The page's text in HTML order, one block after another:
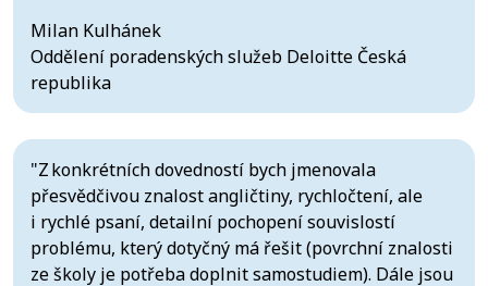
Milan Kulhánek
Oddělení poradenských služeb Deloitte Česká
republika
"Z konkrétních dovedností bych jmenovala
přesvědčivou znalost angličtiny, rychločtení, ale
i rychlé psaní, detailní pochopení souvislostí
problému, který dotyčný má řešit (povrchní znalosti
ze školy je potřeba doplnit samostudiem). Dále jsou